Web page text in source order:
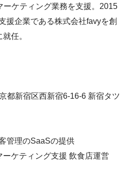
ーケティング業務を支援。2015
援企業である株式会社favyを創
任。
都新宿区西新宿6-16-6 新宿タツ
管理のSaaSの提供
ケティング支援 飲食店運営